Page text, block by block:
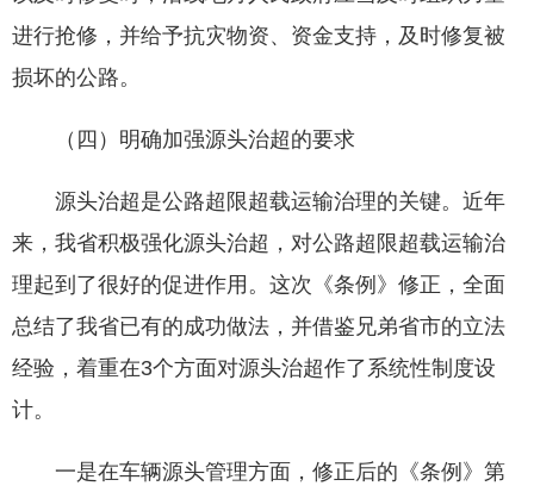
进行抢修，并给予抗灾物资、资金支持，及时修复被
损坏的公路。
（四）明确加强源头治超的要求
源头治超是公路超限超载运输治理的关键。近年
来，我省积极强化源头治超，对公路超限超载运输治
理起到了很好的促进作用。这次《条例》修正，全面
总结了我省已有的成功做法，并借鉴兄弟省市的立法
经验，着重在3个方面对源头治超作了系统性制度设
计。
一是在车辆源头管理方面，修正后的《条例》第